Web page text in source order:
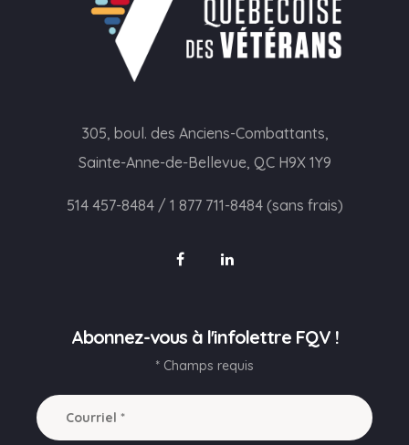
305, boul. des Anciens-Combattants,
Sainte-Anne-de-Bellevue, QC H9X 1Y9
514 457-8484/ 1 877 711-8484 (sans frais)
Abonnez-vous à l'infolettre FQV !
* Champs requis